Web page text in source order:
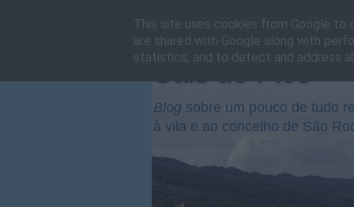
Cais do Pico
Blog sobre um pouco de tudo
à vila e ao concelho de São
This site uses cookies from Google to
are shared with Google along with
statistics, and to detect and address